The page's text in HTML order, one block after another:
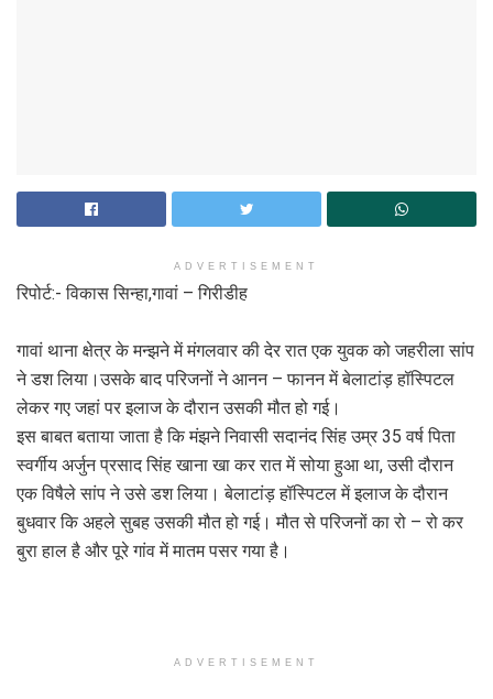
ADVERTISEMENT
रिपोर्ट:- विकास सिन्हा,गावां – गिरीडीह
गावां थाना क्षेत्र के मन्झने में मंगलवार की देर रात एक युवक को जहरीला सांप
ने डश लिया।उसके बाद परिजनों ने आनन – फानन में बेलाटांड़ हॉस्पिटल
लेकर गए जहां पर इलाज के दौरान उसकी मौत हो गई।
इस बाबत बताया जाता है कि मंझने निवासी सदानंद सिंह उम्र 35 वर्ष पिता
स्वर्गीय अर्जुन प्रसाद सिंह खाना खा कर रात में सोया हुआ था, उसी दौरान
एक विषैले सांप ने उसे डश लिया। बेलाटांड़ हॉस्पिटल में इलाज के दौरान
बुधवार कि अहले सुबह उसकी मौत हो गई। मौत से परिजनों का रो – रो कर
बुरा हाल है और पूरे गांव में मातम पसर गया है।
ADVERTISEMENT